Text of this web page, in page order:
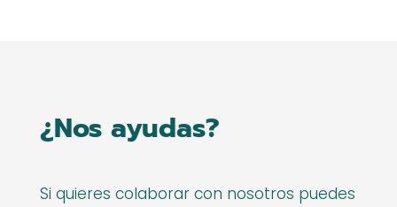
¿Nos ayudas?
Si quieres colaborar con nosotros puedes